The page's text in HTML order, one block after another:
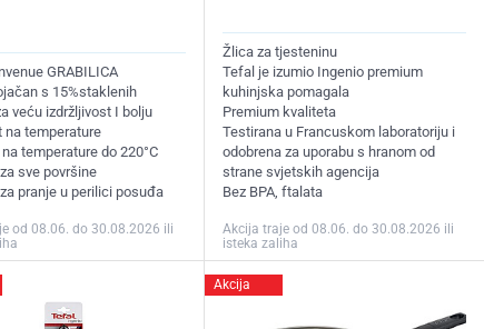
GRABILICA
s 15%staklenih
veću izdržljivost I bolju
na temperature
na temperature do 220°C
za sve površine
za pranje u perilici posuđa
od 08.06. do 30.08.2026 ili
Žlica za tjesteninu
Tefal je izumio Ingenio premium
kuhinjska pomagala
Premium kvaliteta
Testirana u Francuskom laboratoriju i
odobrena za uporabu s hranom od
strane svjetskih agencija
Bez BPA, ftalata
Akcija traje od 08.06. do 30.08.2026 ili
isteka zaliha
Akcija